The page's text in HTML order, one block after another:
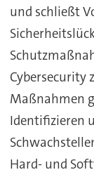
und schließt
Cybersecurity
Maßnahmen
Identifizieren
Hard- und